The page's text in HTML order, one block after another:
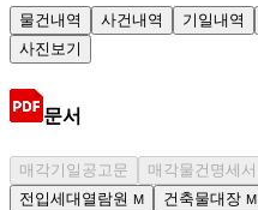
물건내역 사건내역 기일내역
사진보기
문서
매각기일공고문 매각물건명세서
전입세대열람원 M 건축물대장 M